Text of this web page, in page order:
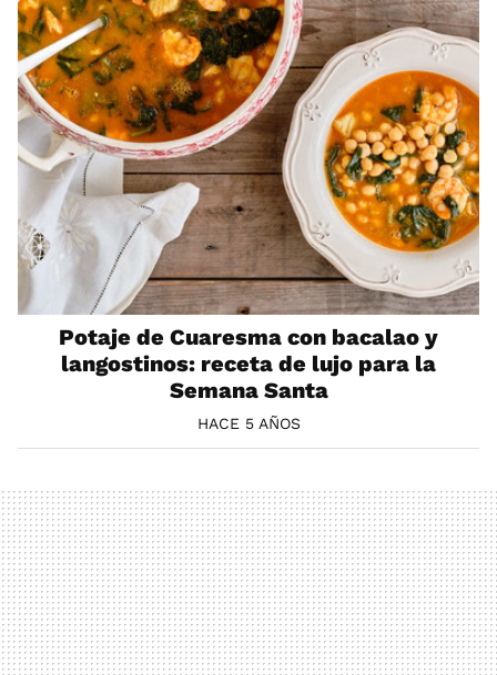
Potaje de Cuaresma con bacalao y
langostinos: receta de lujo para la
Semana Santa
HACE 5 AÑOS